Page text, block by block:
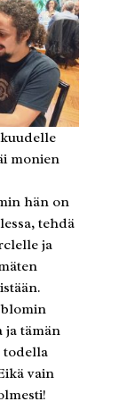
monien
hän on
tehdä
ja
ja tämän
todella
vain